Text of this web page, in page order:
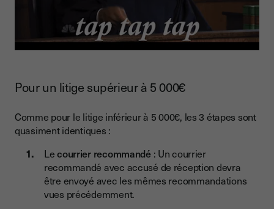
Pour un litige supérieur à 5 000€
Comme pour le litige inférieur à 5 000€, les 3 étapes sont
quasiment identiques :
Lecourrier recommandé: Un courrier
recommandé avec accusé de réception devra
être envoyé avec les mêmes recommandations
vues précédemment.